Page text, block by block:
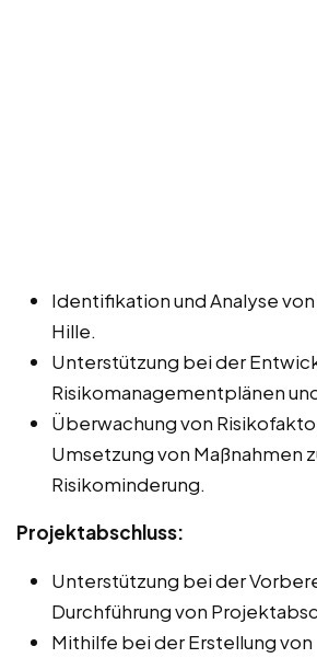
Identifikation und Analyse
Hille.
Unterstützung bei der
Risikomanagementplänen
Überwachung von
Umsetzung von Maßnahmen
Risikominderung.
Projektabschluss:
Unterstützung bei der
Durchführung von
Mithilfe bei der Erstellung von